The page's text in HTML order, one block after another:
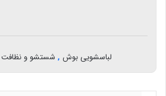
لباسشویی بوش , شستشو و نظافت